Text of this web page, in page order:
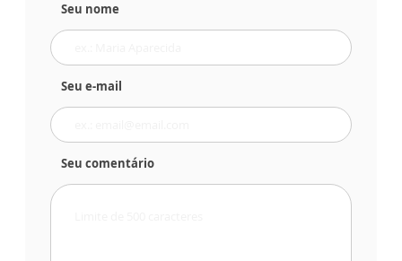
Seu nome
Seu e-mail
Seu comentário